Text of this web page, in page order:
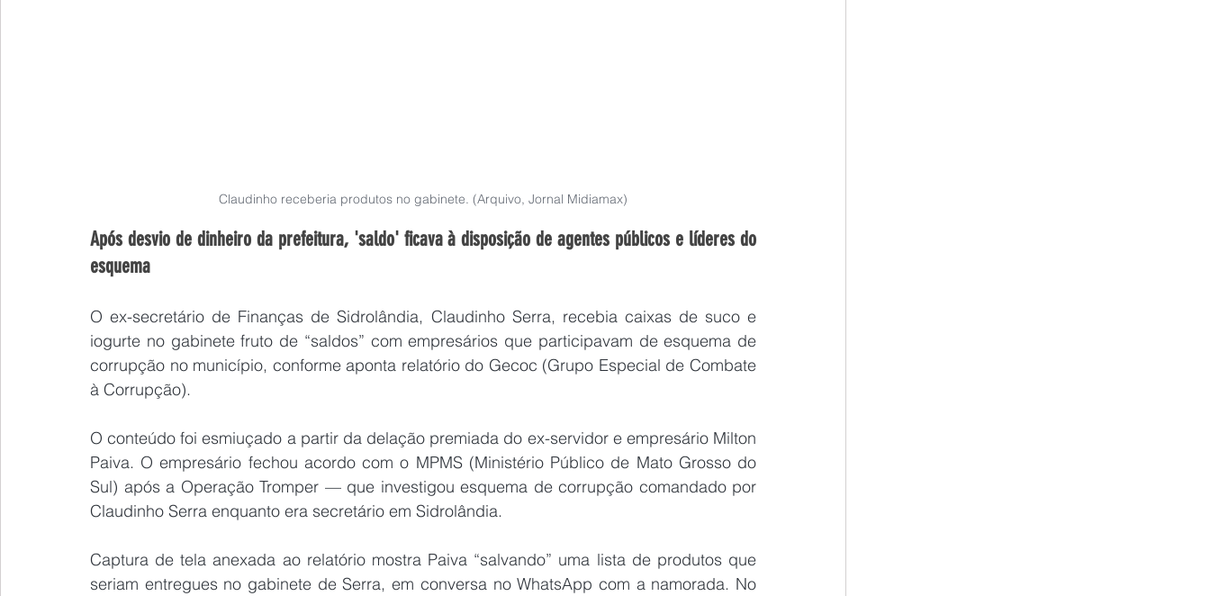
Claudinho receberia produtos no gabinete. (Arquivo, Jornal Midiamax)
Após desvio de dinheiro da prefeitura, 'saldo' ficava à disposição de agentes públicos e líderes do
esquema
O ex-secretário de Finanças de Sidrolândia, Claudinho Serra, recebia caixas de suco e
iogurte no gabinete fruto de “saldos” com empresários que participavam de esquema de
corrupção no município, conforme aponta relatório do Gecoc (Grupo Especial de Combate
à Corrupção).
O conteúdo foi esmiuçado a partir da delação premiada do ex-servidor e empresário Milton
Paiva. O empresário fechou acordo com o MPMS (Ministério Público de Mato Grosso do
Sul) após a Operação Tromper — que investigou esquema de corrupção comandado por
Claudinho Serra enquanto era secretário em Sidrolândia.
Captura de tela anexada ao relatório mostra Paiva “salvando” uma lista de produtos que
seriam entregues no gabinete de Serra, em conversa no WhatsApp com a namorada. No